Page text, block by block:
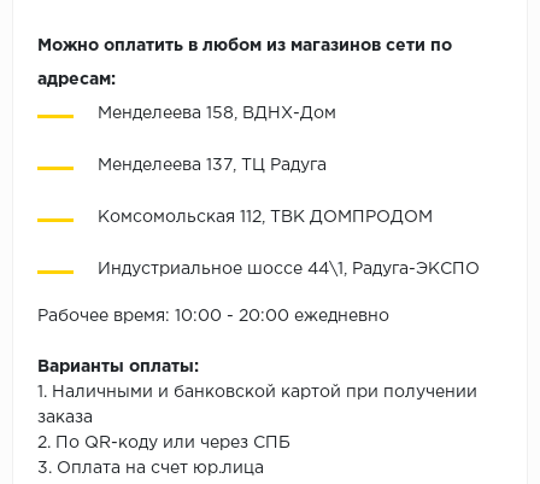
Можно оплатить в любом из магазинов сети по
адресам:
Менделеева 158, ВДНХ-Дом
Менделеева 137, ТЦ Радуга
Комсомольская 112, ТВК ДОМПРОДОМ
Индустриальное шоссе 44\1, Радуга-ЭКСПО
Рабочее время: 10:00 - 20:00 ежедневно
Варианты оплаты:
1. Наличными и банковской картой при получении
заказа
2. По QR-коду или через СПБ
3. Оплата на счет юр.лица